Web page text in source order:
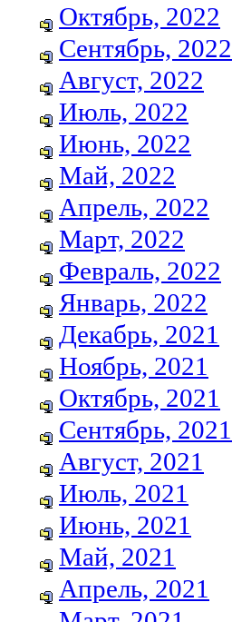
Октябрь, 2022
Сентябрь, 2022
Август, 2022
Июль, 2022
Июнь, 2022
Май, 2022
Апрель, 2022
Март, 2022
Февраль, 2022
Январь, 2022
Декабрь, 2021
Ноябрь, 2021
Октябрь, 2021
Сентябрь, 2021
Август, 2021
Июль, 2021
Июнь, 2021
Май, 2021
Апрель, 2021